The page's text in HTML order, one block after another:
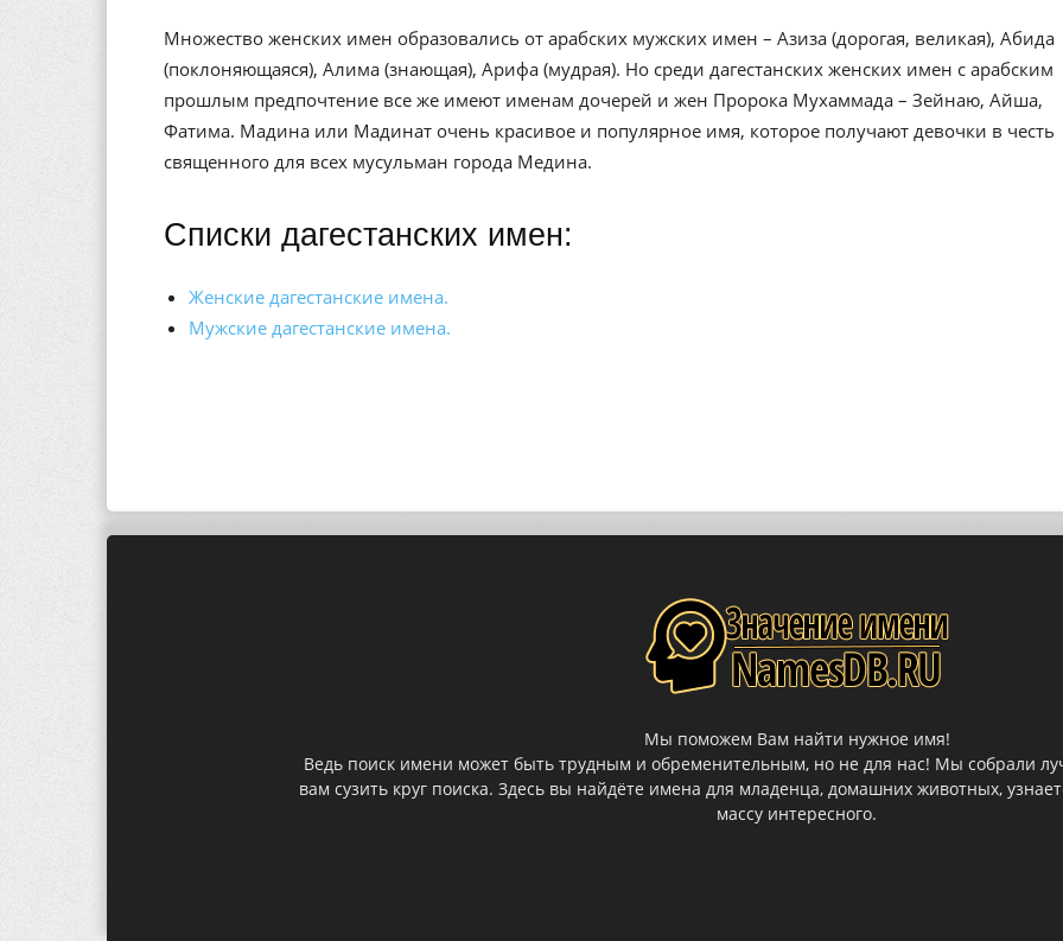
Множество женских имен образовались от арабских мужских имен – Азиза (дорогая, великая), Абида
(поклоняющаяся), Алима (знающая), Арифа (мудрая). Но среди дагестанских женских имен с арабским
прошлым предпочтение все же имеют именам дочерей и жен Пророка Мухаммада – Зейнаю, Айша,
Фатима. Мадина или Мадинат очень красивое и популярное имя, которое получают девочки в честь
священного для всех мусульман города Медина.
Списки дагестанских имен:
Женские дагестанские имена.
Мужские дагестанские имена.
Мы поможем Вам найти нужное имя!
Ведь поиск имени может быть трудным и обременительным, но не для нас! Мы собрали
вам сузить круг поиска. Здесь вы найдёте имена для младенца, домашних животных,
массу интересного.